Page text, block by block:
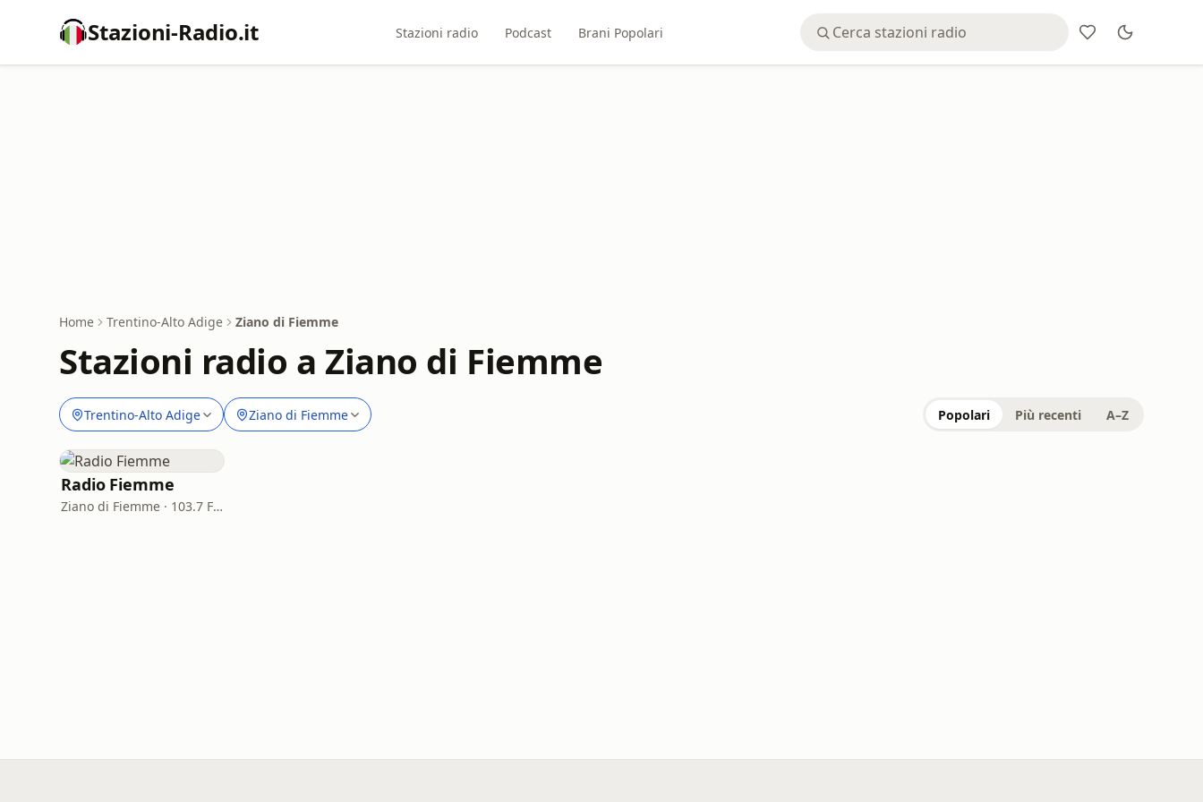
Stazioni-Radio.it Stazioni radio Podcast Brani Popolari
Home Trentino-Alto Adige Ziano di Fiemme
Stazioni radio a Ziano di Fiemme
Trentino-Alto Adige Ziano di Fiemme Popolari Più recenti A–Z
Radio Fiemme
Ziano di Fiemme · 103.7 FM